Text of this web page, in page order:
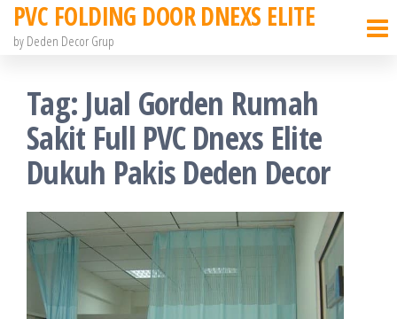
Skip
content
PVC FOLDING DOOR DNEXS ELITE
by Deden Decor Grup
Tag: Jual Gorden Rumah
Sakit Full PVC Dnexs Elite
Dukuh Pakis Deden Decor